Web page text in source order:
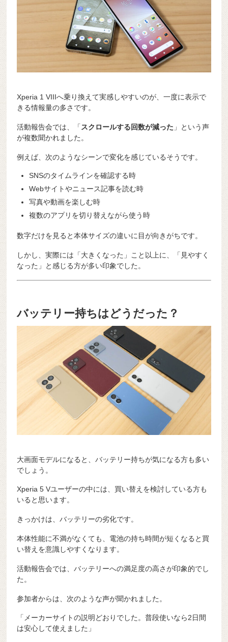
Xperia 1 VIIIへ乗り換えて実感しやすいのが、一度に表示で
きる情報量の多さです。
活動報告会では、「 スクロールする回数が減った 」という声
が複数聞かれました。
例えば、次のようなシーンで変化を感じているそうです。
SNSのタイムラインを確認する時
Webサイトやニュース記事を読む時
写真や動画を楽しむ時
複数のアプリを切り替えながら使う時
数字だけを見ると本体サイズの違いに目が向きがちです。
しかし、実際には「大きくなった」こと以上に、「見やすく
なった」と感じる方が多い印象でした。
バッテリー持ちはどうだった？
大画面モデルになると、バッテリー持ちが気になる方も多い
でしょう。
Xperia 5 Vユーザーの中には、買い替えを検討している方も
いると思います。
きっかけは、バッテリーの劣化です。
本体性能に不満がなくても、電池の持ち時間が短くなると買
い替えを意識しやすくなります。
活動報告会では、バッテリーへの満足度の高さが印象的でし
た。
参加者からは、次のような声が聞かれました。
「メーカーサイトの説明どおりでした。普段使いなら2日間
は安心して使えました」